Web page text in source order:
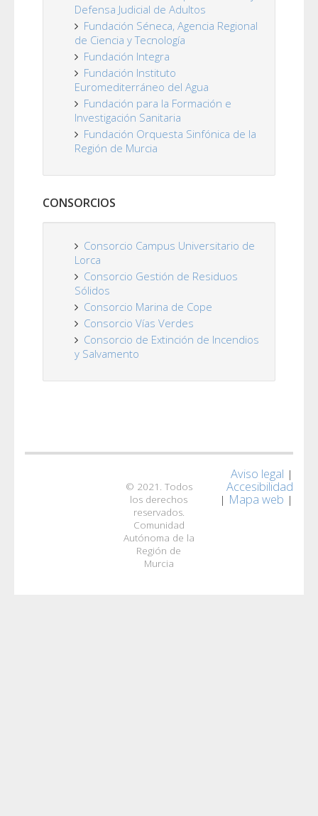
Defensa Judicial de Adultos
Fundación Séneca, Agencia Regional
de Ciencia y Tecnología
Fundación Integra
Fundación Instituto
Euromediterráneo del Agua
Fundación para la Formación e
Investigación Sanitaria
Fundación Orquesta Sinfónica de la
Región de Murcia
CONSORCIOS
Consorcio Campus Universitario de
Lorca
Consorcio Gestión de Residuos
Sólidos
Consorcio Marina de Cope
Consorcio Vías Verdes
Consorcio de Extinción de Incendios
y Salvamento
© 2021. Todos
los derechos
reservados.
Comunidad
Autónoma de la
Región de
Murcia
Aviso legal |
Accesibilidad
| Mapa web |